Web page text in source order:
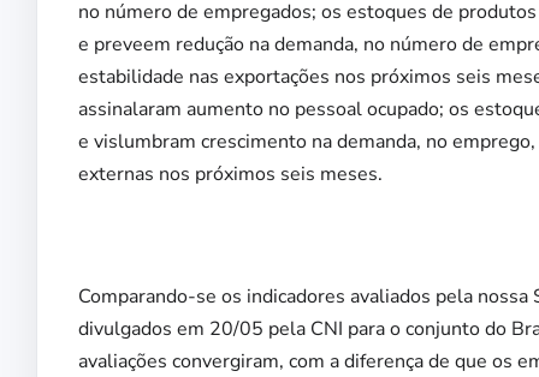
no número de empregados; os estoques de
e preveem redução na demanda, no número de
estabilidade nas exportações nos próximos seis
assinalaram aumento no pessoal ocupado; os
e vislumbram crescimento na demanda, no
externas nos próximos seis meses.
Comparando-se os indicadores avaliados pela
divulgados em 20/05 pela CNI para o conjunto do
avaliações convergiram, com a diferença de que os